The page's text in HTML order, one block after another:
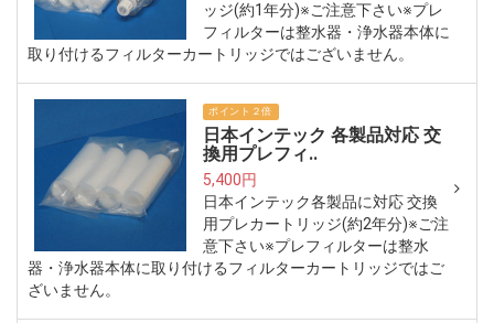
ッジ(約1年分)※ご注意下さい※プレ
フィルターは整水器・浄水器本体に
取り付けるフィルターカートリッジではございません。
ポイント２倍
日本インテック 各製品対応 交
換用プレフィ..
5,400円
日本インテック各製品に対応 交換
用プレカートリッジ(約2年分)※ご注
意下さい※プレフィルターは整水
器・浄水器本体に取り付けるフィルターカートリッジではご
ざいません。